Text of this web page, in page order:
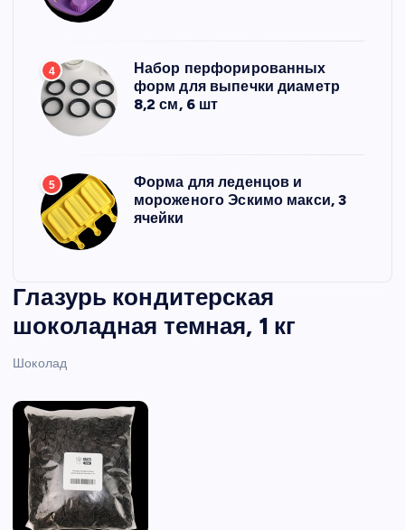
4
Набор перфорированных
форм для выпечки диаметр
8,2 см, 6 шт
5
Форма для леденцов и
мороженого Эскимо макси, 3
ячейки
Глазурь кондитерская
шоколадная темная, 1 кг
Шоколад